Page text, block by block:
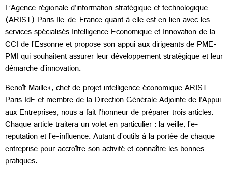
L’Agence régionale d’information stratégique et technologique
(ARIST) Paris Ile-de-Francequant à elle est en lien avec les
services spécialisés Intelligence Economique et Innovation de la
CCI de l’Essonne et propose son appui aux dirigeants de PME-
PMI qui souhaitent assurer leur développement stratégique et leur
démarche d’innovation.
Benoît Maille*, chef de projet intelligence économique ARIST
Paris IdF et membre de la Direction Générale Adjointe de l’Appui
aux Entreprises, nous a fait l’honneur de préparer trois articles.
Chaque article traitera un volet en particulier : la veille, l’e-
reputation et l’e-influence. Autant d’outils à la portée de chaque
entreprise pour accroître son activité et connaître les bonnes
pratiques.